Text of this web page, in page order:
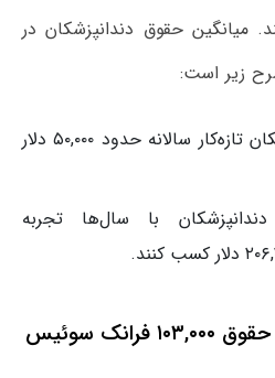
میانگین حقوق دندانپزشکان در
زیر است:
سطح مبتدی: دندانپزشکان تازه‌کار سالانه حدود ۵۰,۰۰۰ دلار
با سال‌ها تجربه